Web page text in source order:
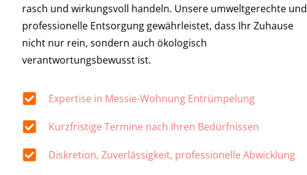
rasch und wirkungsvoll handeln. Unsere umweltgerechte und
professionelle Entsorgung gewährleistet, dass Ihr Zuhause
nicht nur rein, sondern auch ökologisch
verantwortungsbewusst ist.
Expertise in Messie-Wohnung Entrümpelung
Kurzfristige Termine nach Ihren Bedürfnissen
Diskretion, Zuverlässigkeit, professionelle Abwicklung